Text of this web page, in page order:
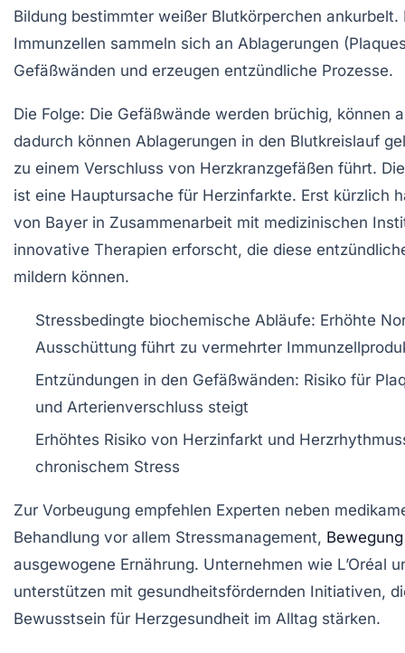
Bildung bestimmter weißer Blutkörperchen ankurbelt.
Immunzellen sammeln sich an Ablagerungen
Gefäßwänden und erzeugen entzündliche Prozesse.
Die Folge: Die Gefäßwände werden brüchig, können
dadurch können Ablagerungen in den Blutkreislauf
zu einem Verschluss von Herzkranzgefäßen führt.
ist eine Hauptursache für Herzinfarkte. Erst kürzlich
von Bayer in Zusammenarbeit mit medizinischen
innovative Therapien erforscht, die diese
mildern können.
Stressbedingte biochemische Abläufe: Erhöhte
Ausschüttung führt zu vermehrter
Entzündungen in den Gefäßwänden: Risiko für
und Arterienverschluss steigt
Erhöhtes Risiko von Herzinfarkt und
chronischem Stress
Zur Vorbeugung empfehlen Experten neben
Behandlung vor allem Stressmanagement, Bewegung
ausgewogene Ernährung. Unternehmen wie L’Oréal
unterstützen mit gesundheitsfördernden Initiativen,
Bewusstsein für Herzgesundheit im Alltag stärken.